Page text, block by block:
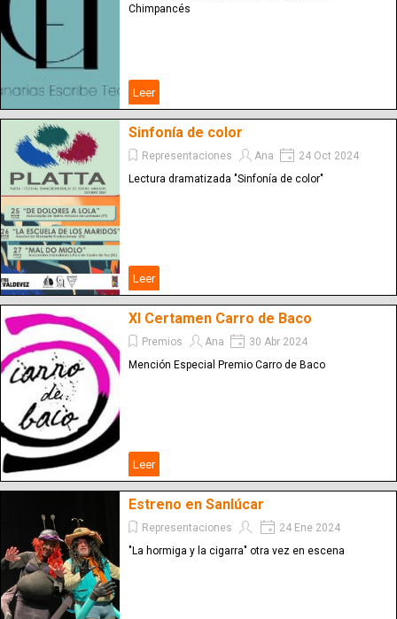
Chimpancés
Leer
Sinfonía de color
Representaciones Ana
24 Oct 2024
Lectura dramatizada "Sinfonía de color"
Leer
XI Certamen Carro de Baco
Premios Ana
30 Abr 2024
Mención Especial Premio Carro de Baco
Leer
Estreno en Sanlúcar
Representaciones
24 Ene 2024
"La hormiga y la cigarra" otra vez en escena